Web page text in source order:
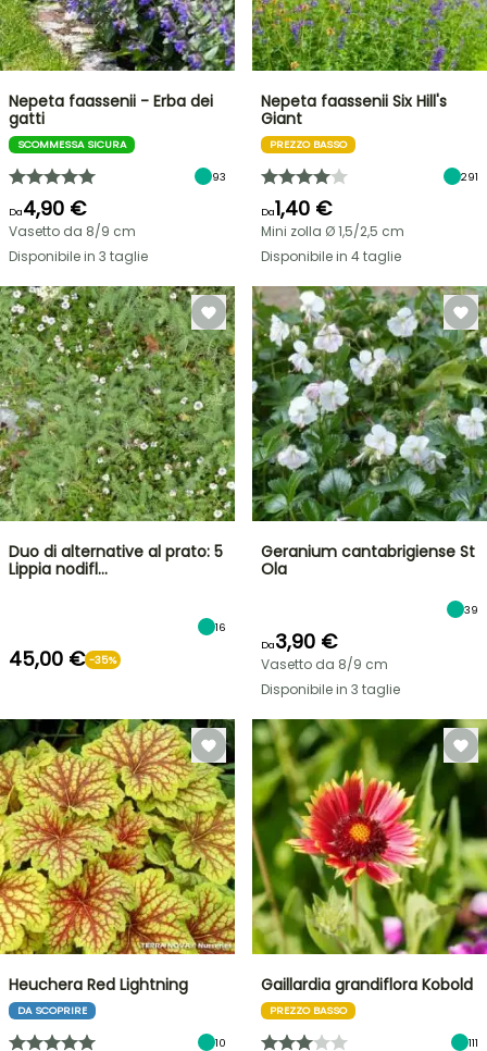
Nepeta faassenii - Erba dei
gatti
SCOMMESSA SICURA
93
Da4,90 €
Vasetto da 8/9 cm
Disponibile in 3 taglie
Nepeta faassenii Six Hill's
Giant
PREZZO BASSO
291
Da1,40 €
Mini zolla Ø 1,5/2,5 cm
Disponibile in 4 taglie
Duo di alternative al prato: 5
Lippia nodifl…
16
45,00 € -35%
Geranium cantabrigiense St
Ola
39
Da3,90 €
Vasetto da 8/9 cm
Disponibile in 3 taglie
Heuchera Red Lightning
DA SCOPRIRE
10
Gaillardia grandiflora Kobold
PREZZO BASSO
111